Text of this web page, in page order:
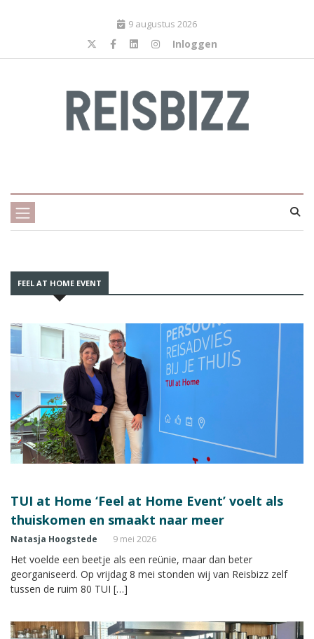
9 augustus 2026
Inloggen
FEEL AT HOME EVENT
TUI at Home ‘Feel at Home Event’ voelt als
thuiskomen en smaakt naar meer
Natasja Hoogstede 9 mei 2026
Het voelde een beetje als een reünie, maar dan beter
georganiseerd. Op vrijdag 8 mei stonden wij van Reisbizz zelf
tussen de ruim 80 TUI […]